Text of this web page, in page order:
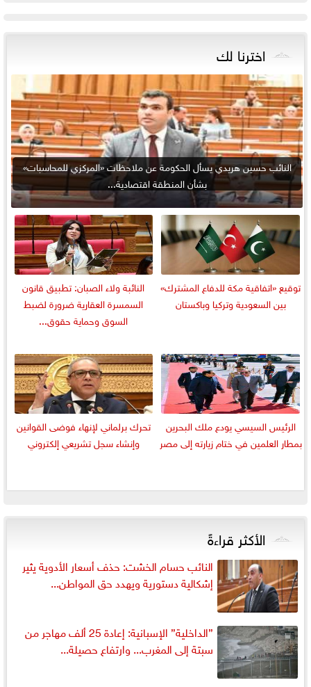
اخترنا لك
النائب حسين هريدي يسأل الحكومة عن ملاحظات «المركزي للمحاسبات»
بشأن المنطقة اقتصادية...
توقيع «اتفاقية مكة للدفاع المشترك»
بين السعودية وتركيا وباكستان
النائبة ولاء الصبان: تطبيق قانون
السمسرة العقارية ضرورة لضبط
السوق وحماية حقوق...
الرئيس السيسي يودع ملك البحرين
بمطار العلمين في ختام زيارته إلى مصر
تحرك برلماني لإنهاء فوضى القوانين
وإنشاء سجل تشريعي إلكتروني
الأكثر قراءةً
النائب حسام الخشت: حذف أسعار الأدوية يثير
إشكالية دستورية ويهدد حق المواطن...
”الداخلية” الإسبانية: إعادة 25 ألف مهاجر من
سبتة إلى المغرب... وارتفاع حصيلة...